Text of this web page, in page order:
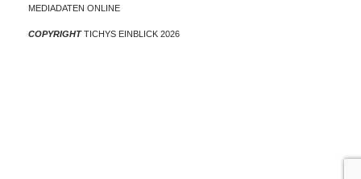
MEDIADATEN ONLINE
COPYRIGHTTICHYS EINBLICK 2026